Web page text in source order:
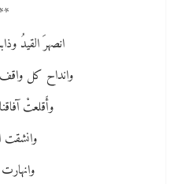
انصهرَ القيدُ
وانداح كل
وأَقلعتْ